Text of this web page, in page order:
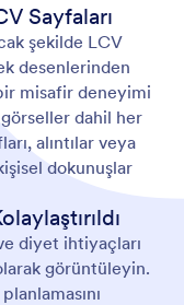
Sayfaları
şekilde LCV
desenlerinden
misafir deneyimi
dahil her
alıntılar veya
dokunuşlar
diyet ihtiyaçları
görüntüleyin.